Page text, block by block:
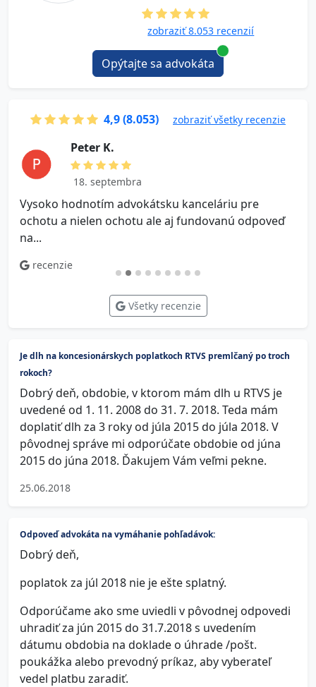
zobraziť 8.053 recenzií
Opýtajte sa advokáta
4,9 (8.053) zobraziť všetky recenzie
P e t e r K.
18. septembra
Vysoko hodnotím advokátsku kanceláriu pre
ochotu a nielen ochotu ale aj fundovanú odpoveď
na...
recenzie
Všetky recenzie
Je dlh na koncesionárskych poplatkoch RTVS premlčaný po troch
rokoch?
Dobrý deň, obdobie, v ktorom mám dlh u RTVS je
uvedené od 1. 11. 2008 do 31. 7. 2018. Teda mám
doplatiť dlh za 3 roky od júla 2015 do júla 2018. V
pôvodnej správe mi odporúčate obdobie od júna
2015 do júna 2018. Ďakujem Vám veľmi pekne.
25.06.2018
Odpoveď advokáta na vymáhanie pohľadávok:
Dobrý deň,
poplatok za júl 2018 nie je ešte splatný.
Odporúčame ako sme uviedli v pôvodnej odpovedi
uhradiť za jún 2015 do 31.7.2018 s uvedením
dátumu obdobia na doklade o úhrade /pošt.
poukážka alebo prevodný príkaz, aby vyberateľ
vedel platbu zaradiť.